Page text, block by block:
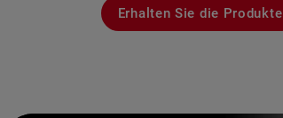
Erhalten Sie die Produkte